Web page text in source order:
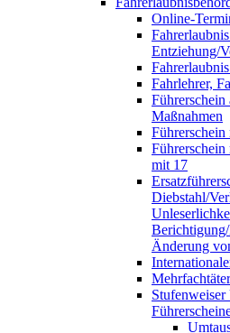
Online-
Entziehung/
Fahrlehrer,
Maßnahmen
Führerschein
Führerschein
mit 17
Diebstahl/
Änderung
Mehrfachtäter
Stufenweiser